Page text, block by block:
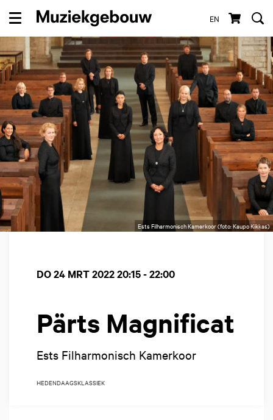
EN
Menu
Ests Filharmonisch Kamerkoor (foto: Kaupo Kikkas)
Pärts Magnificat
Ests Filharmonisch Kamerkoor
DO 24 MRT 202220:15 - 22:00
HEDENDAAGSKLASSIEK